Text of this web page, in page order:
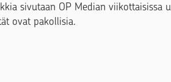
sivutaan OP Median viikottaisissa
ovat pakollisia.